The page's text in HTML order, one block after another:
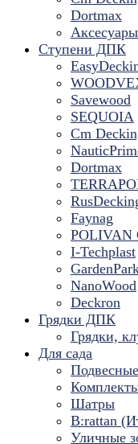
Dortmax
Ступени ДПК
Savewood
SEQUOIA
Cm
Dortmax
Faynag
POLIVAN
I-Techplast
NanoWood
Deckron
Грядки ДПК
Грядки,
Для сада
Шатры
B:rattan
Уличные